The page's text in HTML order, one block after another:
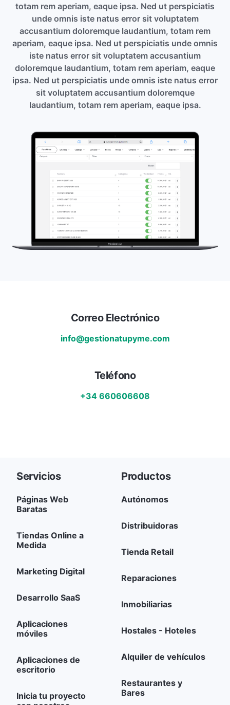
totam rem aperiam, eaque ipsa. Ned ut perspiciatis
unde omnis iste natus error sit voluptatem
accusantium doloremque laudantium, totam rem
aperiam, eaque ipsa. Ned ut perspiciatis unde omnis
iste natus error sit voluptatem accusantium
doloremque laudantium, totam rem aperiam, eaque
ipsa. Ned ut perspiciatis unde omnis iste natus error
sit voluptatem accusantium doloremque
laudantium, totam rem aperiam, eaque ipsa.
Correo Electrónico
info@gestionatupyme.com
Teléfono
+34 660606608
Servicios
Páginas Web
Baratas
Tiendas Online a
Medida
Marketing Digital
Desarrollo SaaS
Aplicaciones
móviles
Aplicaciones de
escritorio
Inicia tu proyecto
Productos
Autónomos
Distribuidoras
Tienda Retail
Reparaciones
Inmobiliarias
Hostales - Hoteles
Alquiler de vehículos
Restaurantes y
Bares